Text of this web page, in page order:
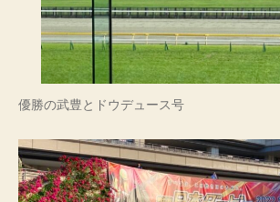
優勝の武豊とドウデュース号